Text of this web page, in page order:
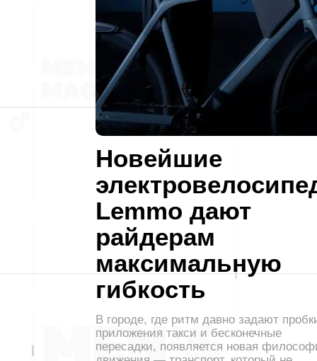
Новейшие
Lemmo дают
райдерам
максимальную
гибкость
В городе, где ритм давно задают
приложения такси и бесконечные
пересадки, появляется новая